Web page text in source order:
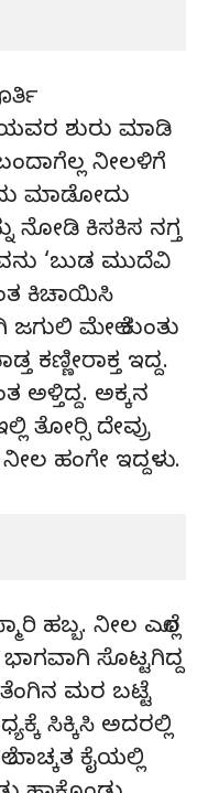
ಶುರು ಮಾಡಿ
ನೀಲಳಿಗೆ
ಮಾಡೋದು
ನೋಡಿ ಕಿಸಕಿಸ ನಗ್ತ
‘ಬುಡ ಮುದೆವಿ
ಕಿಚಾಯಿಸಿ
ಮೇಲೆ ಕುಂತು
ಕಣ್ಣೀರಾಕ್ತ ಇದ್ದ.
ಅಳ್ತಿದ್ದ. ಅಕ್ಕನ
ತೋರ‌್ಸಿ ದೇವ್ರು
ಹಂಗೇ ಇದ್ದಳು.
ಹಬ್ಬ. ನೀಲ ಎಲ್ಲೊ
ಭಾಗವಾಗಿ ಸೊಟ್ಟಗಿದ್ದ
ತೆಂಗಿನ ಮರ ಬಟ್ಟೆ
ಸಿಕ್ಕಿಸಿ ಅದರಲ್ಲಿ
ಕೈಯಲ್ಲಿ